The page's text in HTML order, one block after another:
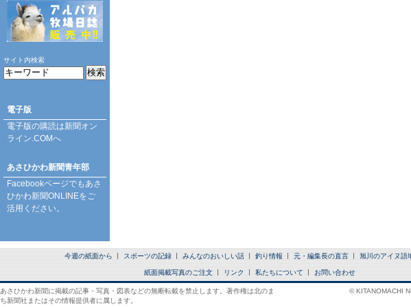
サイト内検索
電子版
電子版の購読は新聞オン
ライン.COMへ
あさひかわ新聞青年部
Facebookページでもあさ
ひかわ新聞ONLINEをご
活用ください。
今週の紙面から スポーツの記録 みんなのおいしい話 釣り情報 元・編集長の直言 旭川のアイヌ語
紙面掲載写真のご注文 リンク 私たちについて お問い合わせ
あさひかわ新聞に掲載の記事・写真・図表などの無断転載を禁止します。著作権は北のま
ち新聞社またはその情報提供者に属します。
© KITANOMACHI